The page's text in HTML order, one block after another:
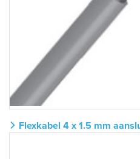
Flexkabel 4 x 1.5 mm